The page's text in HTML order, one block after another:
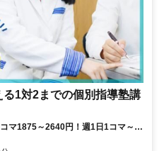
1対2までの個別指導塾講
マ1875～2640円！週1日1コマ～私